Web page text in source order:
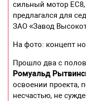
сильный мотор
предлагался для
ЗАО «Завод
На фото: концепт
Прошло два с
Ромуальд
освоении проекта,
несчастью, не